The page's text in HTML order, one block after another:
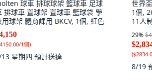
球車 排球球架 籃球車 足球
排球車 置球架 置球車 籃球袋 學
用球架 體育課用 BKCV, 1個, 紅色
1個)
星期四 預計送達
世界
1個,
11人
29%
(
8/19